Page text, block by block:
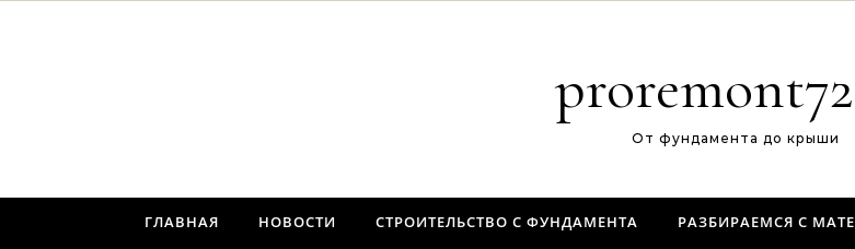
От фундамента до крыши
ГЛАВНАЯ НОВОСТИ СТРОИТЕЛЬСТВО С ФУНДАМЕНТА РАЗБИРАЕМСЯ С